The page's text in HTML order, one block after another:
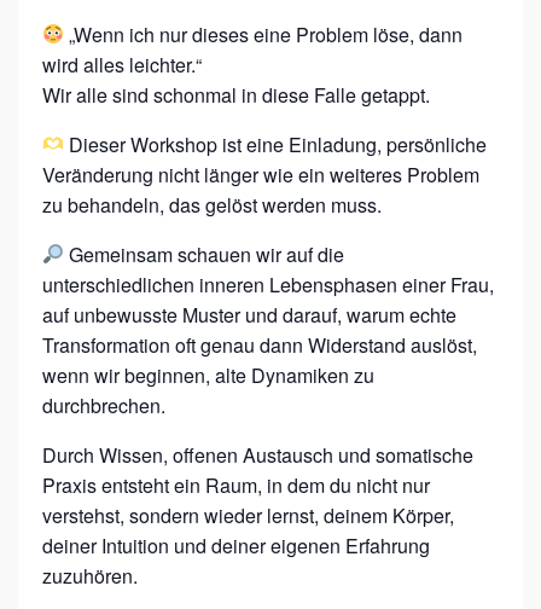
L
I
N
E
A
R
W
A
Y
O
F
B
E
C
O
M
„Wenn ich nur dieses eine Problem löse, dann
wird alles leichter.“
Wir alle sind schonmal in diese Falle getappt.
Dieser Workshop ist eine Einladung, persönliche
Veränderung nicht länger wie ein weiteres Problem
zu behandeln, das gelöst werden muss.
Gemeinsam schauen wir auf die
unterschiedlichen inneren Lebensphasen einer Frau,
auf unbewusste Muster und darauf, warum echte
Transformation oft genau dann Widerstand auslöst,
wenn wir beginnen, alte Dynamiken zu
durchbrechen.
Durch Wissen, offenen Austausch und somatische
Praxis entsteht ein Raum, in dem du nicht nur
verstehst, sondern wieder lernst, deinem Körper,
deiner Intuition und deiner eigenen Erfahrung
zuzuhören.